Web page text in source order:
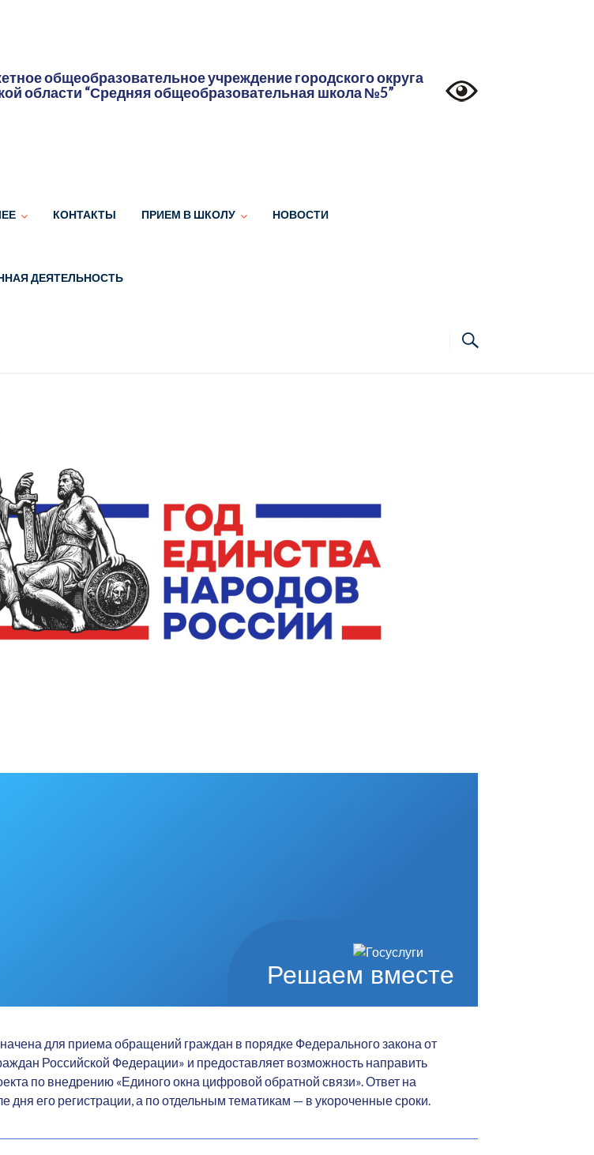
общеобразовательное учреждение городского округа
области “Средняя общеобразовательная школа №5”
КОНТАКТЫ ПРИЕМ В ШКОЛУ НОВОСТИ
ДЕЯТЕЛЬНОСТЬ
Решаем вместе
для приема обращений граждан в порядке Федерального закона от
Российской Федерации» и предоставляет возможность направить
по внедрению «Единого окна цифровой обратной связи». Ответ на
его регистрации, а по отдельным тематикам — в укороченные сроки.